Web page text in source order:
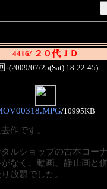
4416/ ２０代ＪＤ
-(2009/07/25(Sat) 18:22:45)
/10995KB
作です。
ルショップの古本コーナ
なく、動画。静止画と
放題でした。